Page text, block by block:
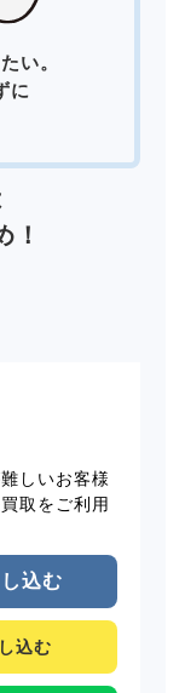
い。
に
！
しいお客様
取をご利用
込む
込む